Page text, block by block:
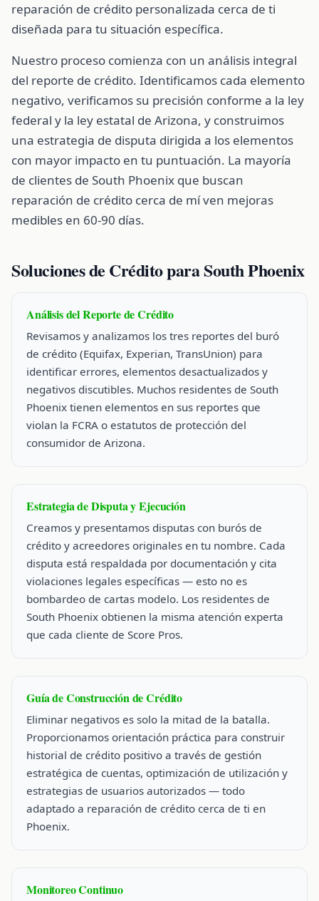
reparación de crédito personalizada cerca de ti
diseñada para tu situación específica.
Nuestro proceso comienza con un análisis integral
del reporte de crédito. Identificamos cada elemento
negativo, verificamos su precisión conforme a la ley
federal y la ley estatal de Arizona, y construimos
una estrategia de disputa dirigida a los elementos
con mayor impacto en tu puntuación. La mayoría
de clientes de South Phoenix que buscan
reparación de crédito cerca de mí ven mejoras
medibles en 60-90 días.
Soluciones de Crédito para South Phoenix
Análisis del Reporte de Crédito
Revisamos y analizamos los tres reportes del buró
de crédito (Equifax, Experian, TransUnion) para
identificar errores, elementos desactualizados y
negativos discutibles. Muchos residentes de South
Phoenix tienen elementos en sus reportes que
violan la FCRA o estatutos de protección del
consumidor de Arizona.
Estrategia de Disputa y Ejecución
Creamos y presentamos disputas con burós de
crédito y acreedores originales en tu nombre. Cada
disputa está respaldada por documentación y cita
violaciones legales específicas — esto no es
bombardeo de cartas modelo. Los residentes de
South Phoenix obtienen la misma atención experta
que cada cliente de Score Pros.
Guía de Construcción de Crédito
Eliminar negativos es solo la mitad de la batalla.
Proporcionamos orientación práctica para construir
historial de crédito positivo a través de gestión
estratégica de cuentas, optimización de utilización y
estrategias de usuarios autorizados — todo
adaptado a reparación de crédito cerca de ti en
Phoenix.
Monitoreo Continuo